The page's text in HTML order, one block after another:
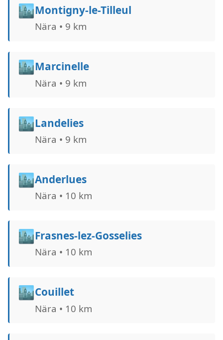
🏙️Montigny-le-Tilleul
Nära • 9 km
🏙️Marcinelle
Nära • 9 km
🏙️Landelies
Nära • 9 km
🏙️Anderlues
Nära • 10 km
🏙️Frasnes-lez-Gosselies
Nära • 10 km
🏙️Couillet
Nära • 10 km